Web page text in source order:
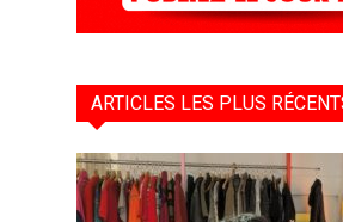
ARTICLES LES PLUS